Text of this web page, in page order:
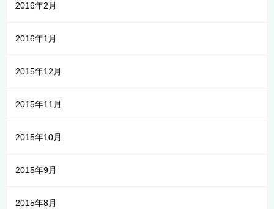
2016年2月
2016年1月
2015年12月
2015年11月
2015年10月
2015年9月
2015年8月